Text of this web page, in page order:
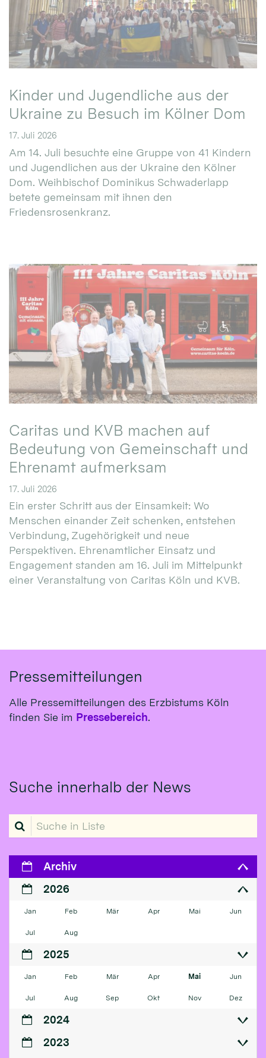
Kinder und Jugendliche aus der
Ukraine zu Besuch im Kölner Dom
17. Juli 2026
Am 14. Juli besuchte eine Gruppe von 41 Kindern
und Jugendlichen aus der Ukraine den Kölner
Dom. Weihbischof Dominikus Schwaderlapp
betete gemeinsam mit ihnen den
Friedensrosenkranz.
Caritas und KVB machen auf
Bedeutung von Gemeinschaft und
Ehrenamt aufmerksam
17. Juli 2026
Ein erster Schritt aus der Einsamkeit: Wo
Menschen einander Zeit schenken, entstehen
Verbindung, Zugehörigkeit und neue
Perspektiven. Ehrenamtlicher Einsatz und
Engagement standen am 16. Juli im Mittelpunkt
einer Veranstaltung von Caritas Köln und KVB.
Pressemitteilungen
Alle Pressemitteilungen des Erzbistums Köln
finden Sie im Pressebereich.
Suche innerhalb der News
Suche in Liste
Archiv
2026
Jan Feb Mär Apr Mai Jun
Jul Aug
2025
Jan Feb Mär Apr Mai Jun
Jul Aug Sep Okt Nov Dez
2024
2023